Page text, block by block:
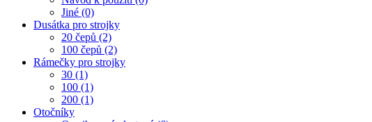
Jiné (0)
Dusátka pro strojky
20 čepů (2)
100 čepů (2)
Rámečky pro strojky
30 (1)
100 (1)
200 (1)
Otočníky